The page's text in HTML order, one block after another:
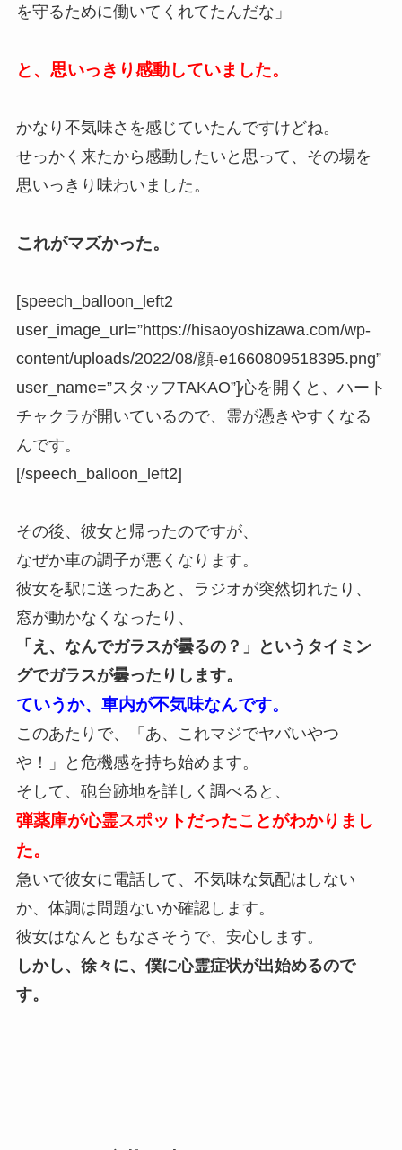
を守るために働いてくれてたんだな」
と、思いっきり感動していました。
かなり不気味さを感じていたんですけどね。
せっかく来たから感動したいと思って、その場を
思いっきり味わいました。
これがマズかった。
[speech_balloon_left2
user_image_url=”https://hisaoyoshizawa.com/wp-
content/uploads/2022/08/顔-e1660809518395.png”
user_name=”スタッフTAKAO”]心を開くと、ハート
チャクラが開いているので、霊が憑きやすくなる
んです。
[/speech_balloon_left2]
その後、彼女と帰ったのですが、
なぜか車の調子が悪くなります。
彼女を駅に送ったあと、ラジオが突然切れたり、
窓が動かなくなったり、
「え、なんでガラスが曇るの？」というタイミン
グでガラスが曇ったりします。
ていうか、車内が不気味なんです。
このあたりで、「あ、これマジでヤバいやつ
や！」と危機感を持ち始めます。
そして、砲台跡地を詳しく調べると、
弾薬庫が心霊スポットだったことがわかりまし
た。
急いで彼女に電話して、不気味な気配はしない
か、体調は問題ないか確認します。
彼女はなんともなさそうで、安心します。
しかし、徐々に、僕に心霊症状が出始めるので
す。